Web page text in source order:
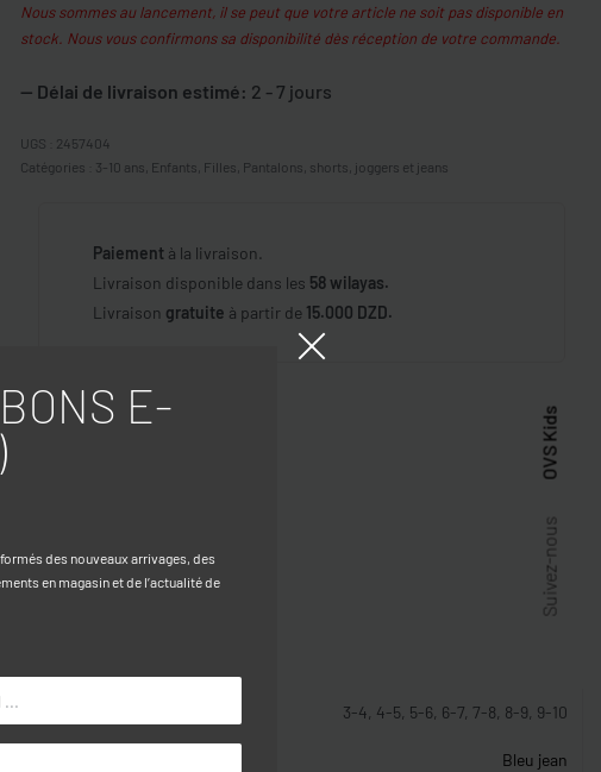
Nous sommes au lancement, il se peut que votre article ne soit pas disponible en
stock. Nous vous confirmons sa disponibilité dès réception de votre commande.
— Délai de livraison estimé: 2 - 7 jours
2457404
Catégories : 3-10 ans Enfants Filles Pantalons, shorts, joggers et jeans
Paiement à la livraison.
Livraison disponible dans les 58 wilayas.
Livraison gratuite à partir de 15.000 DZD.
PARTAGER
3-4, 4-5, 5-6, 6-7, 7-8, 8-9, 9-10
Bleu jean
Suivez-nous
OVS Kids
E-
des nouveaux arrivages, des
en magasin et de l’actualité de